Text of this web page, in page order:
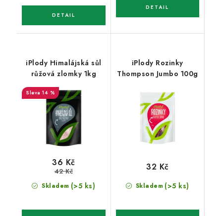
iPlody Himalájská sůl
růžová zlomky 1kg
14 %
Skladem (>5 ks)
36 Kč
42 Kč
iPlody Rozinky
Thompson Jumbo 100g
Skladem (>5 ks)
32 Kč